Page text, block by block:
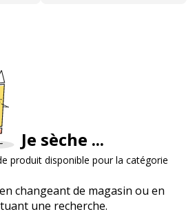
Je sèche ...
produit disponible pour la catégorie
changeant de magasin ou en
une recherche.